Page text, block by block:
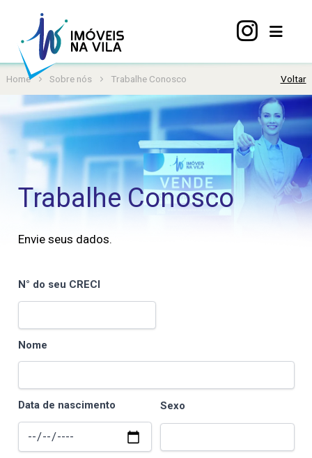
Home
Mariana
Imóveis
Sobre
Contato
Home Sobre nós Trabalhe Conosco Voltar
Trabalhe Conosco
Envie seus dados.
N° do seu CRECI
Nome
Data de nascimento Sexo